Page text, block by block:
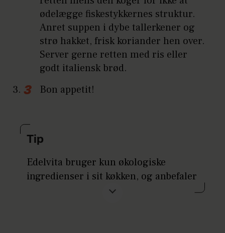
ødelægge fiskestykkernes struktur.
Anret suppen i dybe tallerkener og
strø hakket, frisk koriander hen over.
Server gerne retten med ris eller
godt italiensk brød.
Bon appetit!
Tip
Edelvita bruger kun økologiske
ingredienser i sit køkken, og anbefaler
dig gerne at gøre det samme.